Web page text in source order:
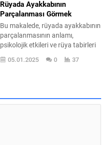
Rüyada Ayakkabının
Parçalanması Görmek
Bu makalede, rüyada ayakkabının
parçalanmasının anlamı,
psikolojik etkileri ve rüya tabirleri
üzerine bilgiler sunulacaktır.
Rüyalarımızın derin anlamlarını
05.01.2025 0 37